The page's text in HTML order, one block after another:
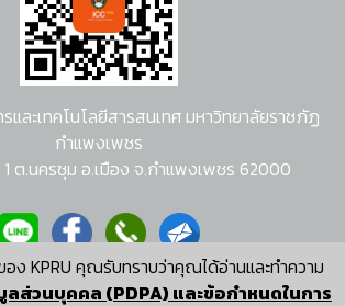
อง KPRU คุณรับทราบว่าคุณได้อ่านและทำความ
ลส่วนบุคคล (PDPA) และข้อกำหนดในการ
ละเทคโนโลยีสารสนเทศ มหาวิทยาลัยราชภัฏ
กำแพงเพชร
ต.นครชุม อ.เมือง จ.กำแพงเพชร 62000
พัฒนาระบบ อนุชา พวงผกา